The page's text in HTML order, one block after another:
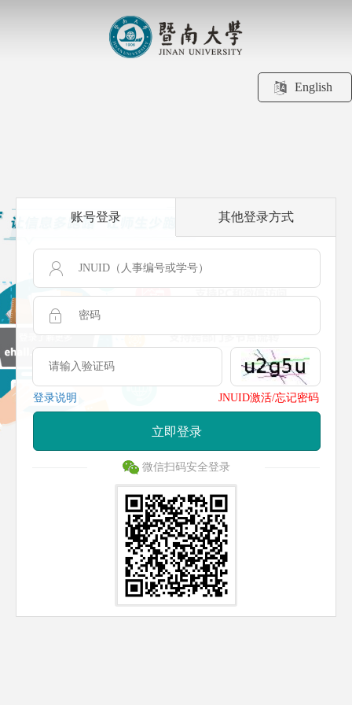
English
账号登录 其他登录方式
登录说明 JNUID激活/忘记密码
立即登录
微信扫码安全登录